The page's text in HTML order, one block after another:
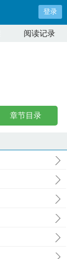
登录
阅读记录
章节目录